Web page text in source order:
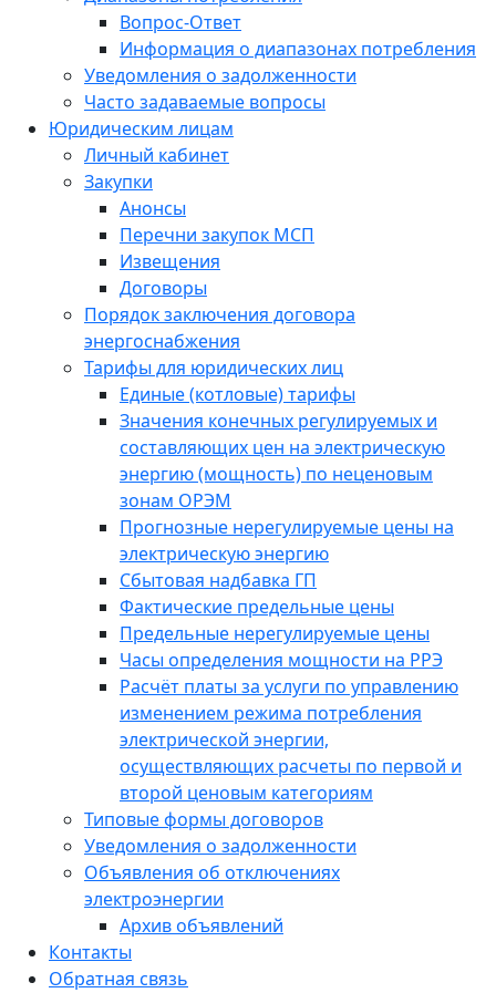
Вопрос-Ответ
Информация о диапазонах потребления
Уведомления о задолженности
Часто задаваемые вопросы
Юридическим лицам
Личный кабинет
Закупки
Анонсы
Перечни закупок МСП
Извещения
Договоры
Порядок заключения договора
энергоснабжения
Тарифы для юридических лиц
Единые (котловые) тарифы
Значения конечных регулируемых и
составляющих цен на электрическую
энергию (мощность) по неценовым
зонам ОРЭМ
Прогнозные нерегулируемые цены на
электрическую энергию
Сбытовая надбавка ГП
Фактические предельные цены
Предельные нерегулируемые цены
Часы определения мощности на РРЭ
Расчёт платы за услуги по управлению
изменением режима потребления
электрической энергии,
осуществляющих расчеты по первой и
второй ценовым категориям
Типовые формы договоров
Уведомления о задолженности
Объявления об отключениях
электроэнергии
Архив объявлений
Контакты
Обратная связь